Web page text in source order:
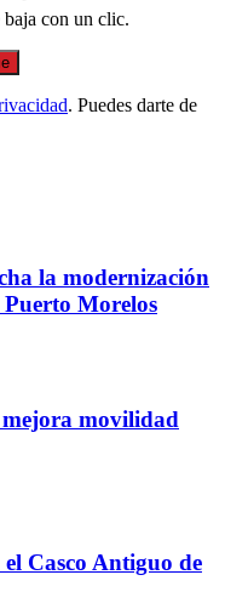
baja con un clic.
. Puedes darte de
la modernización
Morelos
movilidad
Casco Antiguo de